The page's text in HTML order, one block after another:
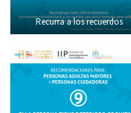
Recurra a los recuerdos